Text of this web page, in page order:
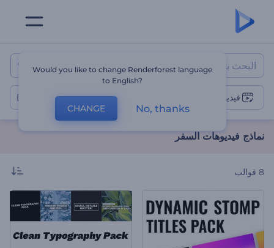
نماذج فيديوهات السفر
فيديوهات السفر
نماذج فيديوهات السفر
8 قوالب
Would you like to change Renderforest language
to English?
CHANGE No, thanks